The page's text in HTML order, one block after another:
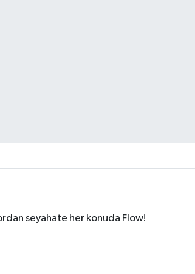
seyahate her konuda Flow!